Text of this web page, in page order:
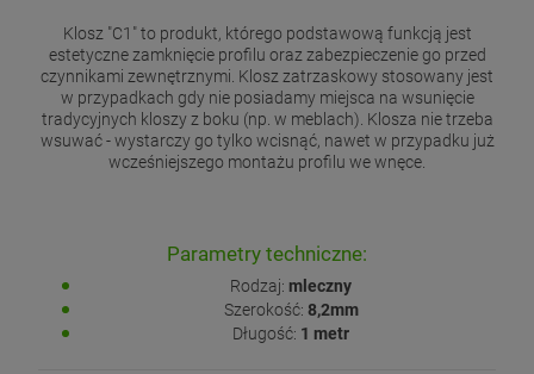
Klosz "C1" to produkt, którego podstawową funkcją jest
estetyczne zamknięcie profilu oraz zabezpieczenie go przed
czynnikami zewnętrznymi. Klosz zatrzaskowy stosowany jest
w przypadkach gdy nie posiadamy miejsca na wsunięcie
tradycyjnych kloszy z boku (np. w meblach). Klosza nie trzeba
wsuwać - wystarczy go tylko wcisnąć, nawet w przypadku już
wcześniejszego montażu profilu we wnęce.
Parametry techniczne:
Rodzaj: mleczny
Szerokość: 8,2mm
Długość: 1 metr